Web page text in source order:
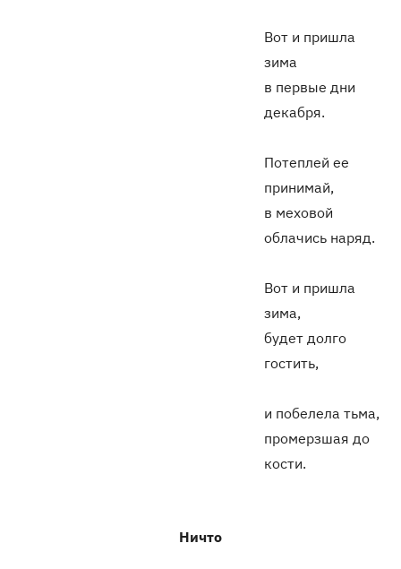
Вот и пришла
зима
в первые дни
декабря.
Потеплей ее
принимай,
в меховой
облачись наряд.
Вот и пришла
зима,
будет долго
гостить,
и побелела тьма,
промерзшая до
кости.
Ничто